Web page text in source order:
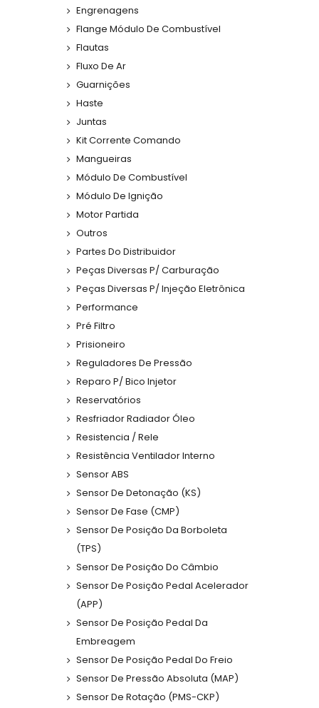
Engrenagens
Flange Módulo De Combustível
Flautas
Fluxo De Ar
Guarnições
Haste
Juntas
Kit Corrente Comando
Mangueiras
Módulo De Combustível
Módulo De Ignição
Motor Partida
Outros
Partes Do Distribuidor
Peças Diversas P/ Carburação
Peças Diversas P/ Injeção Eletrônica
Performance
Pré Filtro
Prisioneiro
Reguladores De Pressão
Reparo P/ Bico Injetor
Reservatórios
Resfriador Radiador Óleo
Resistencia / Rele
Resistência Ventilador Interno
Sensor ABS
Sensor De Detonação (KS)
Sensor De Fase (CMP)
Sensor De Posição Da Borboleta
(TPS)
Sensor De Posição Do Câmbio
Sensor De Posição Pedal Acelerador
(APP)
Sensor De Posição Pedal Da
Embreagem
Sensor De Posição Pedal Do Freio
Sensor De Pressão Absoluta (MAP)
Sensor De Rotação (PMS-CKP)